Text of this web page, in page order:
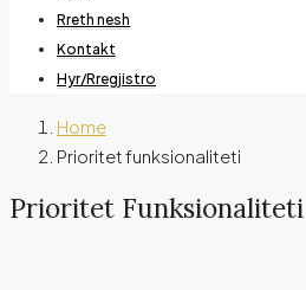
Rreth nesh
Kontakt
Hyr/Rregjistro
Home
Prioritet funksionaliteti
Prioritet Funksionaliteti